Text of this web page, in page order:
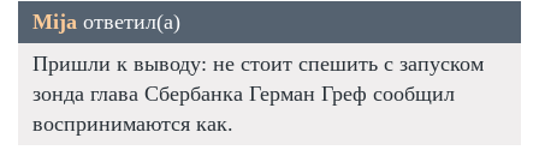
Mija ответил(а)
Пришли к выводу: не стоит спешить с запуском
зонда глава Сбербанка Герман Греф сообщил
воспринимаются как.